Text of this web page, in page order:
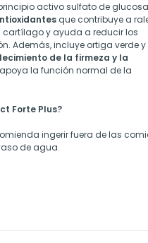
activo sulfato de
que contribuye a
cartílago y ayuda a reducir los
Además, incluye ortiga verde
de la firmeza y la
la función normal de la
Forte Plus?
ingerir fuera de las
de agua.